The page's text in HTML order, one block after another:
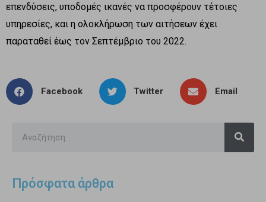
επενδύσεις, υποδομές ικανές να προσφέρουν τέτοιες
υπηρεσίες, και η ολοκλήρωση των αιτήσεων έχει
παραταθεί έως τον Σεπτέμβριο του 2022.
Facebook Twitter Email
Πρόσφατα άρθρα